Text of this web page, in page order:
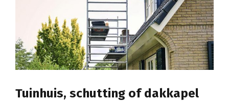
Tuinhuis, schutting of dakkapel